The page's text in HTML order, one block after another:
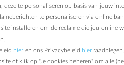
te personaliseren op basis van jouw
te personaliseren via online
installeren om de reclame die jou online
hieren ons Privacybeleid hier
of klik op "Je cookies beheren" om alle